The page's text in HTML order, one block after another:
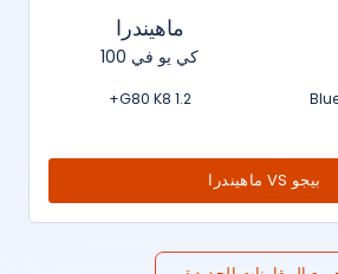
ماهيندرا
كي يو في 100
1.2 G80 K8+
بيجو VS ماهيندرا